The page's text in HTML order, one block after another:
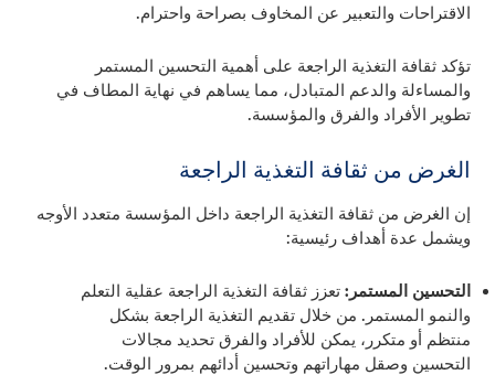
الاقتراحات والتعبير عن المخاوف بصراحة واحترام.
تؤكد ثقافة التغذية الراجعة على أهمية التحسين المستمر
والمساءلة والدعم المتبادل، مما يساهم في نهاية المطاف في
تطوير الأفراد والفرق والمؤسسة.
الغرض من ثقافة التغذية الراجعة
إن الغرض من ثقافة التغذية الراجعة داخل المؤسسة متعدد الأوجه
ويشمل عدة أهداف رئيسية:
التحسين المستمر:تعزز ثقافة التغذية الراجعة عقلية التعلم
والنمو المستمر. من خلال تقديم التغذية الراجعة بشكل
منتظم أو متكرر، يمكن للأفراد والفرق تحديد مجالات
التحسين وصقل مهاراتهم وتحسين أدائهم بمرور الوقت.